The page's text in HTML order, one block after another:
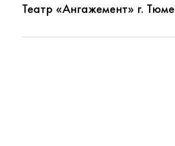
Театр «Ангажемент» г.